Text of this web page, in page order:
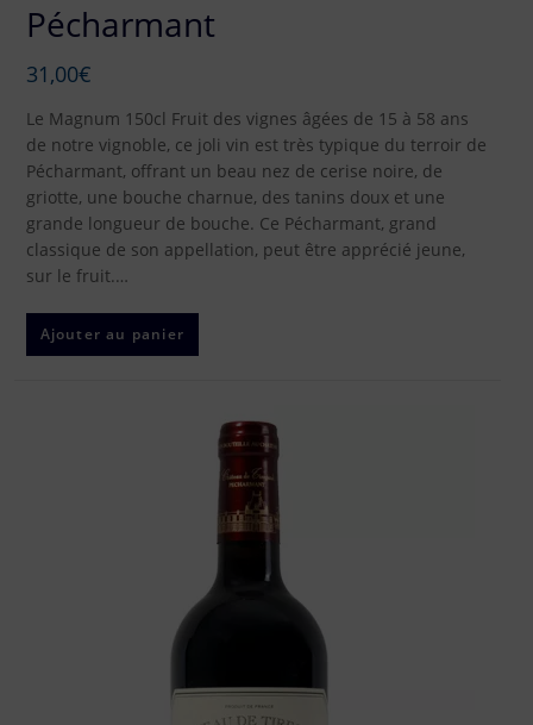
Pécharmant
31,00€
Le Magnum 150cl Fruit des vignes âgées de 15 à 58 ans
de notre vignoble, ce joli vin est très typique du terroir de
Pécharmant, offrant un beau nez de cerise noire, de
griotte, une bouche charnue, des tanins doux et une
grande longueur de bouche. Ce Pécharmant, grand
classique de son appellation, peut être apprécié jeune,
sur le fruit.…
Ajouter au panier